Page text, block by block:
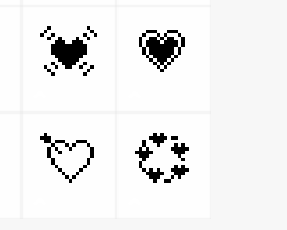
💓
💗
💘 💞